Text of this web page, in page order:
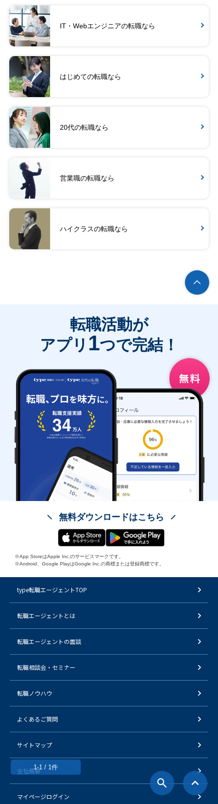
IT・Webエンジニアの転職なら
はじめての転職なら
20代の転職なら
営業職の転職なら
ハイクラスの転職なら
1-1 / 1件
転職活動が
アプリ 1つで完結！
無料ダウンロードはこちら
※App StoreはApple Inc.のサービスマークです。
※Android、Google PlayはGoogle Inc.の商標または登録商標です。
type転職エージェントTOP
転職エージェントとは
転職エージェントの面談
転職相談会・セミナー
転職ノウハウ
よくあるご質問
サイトマップ
会社概要
マイページログイン